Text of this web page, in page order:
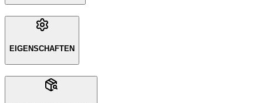
EIGENSCHAFTEN